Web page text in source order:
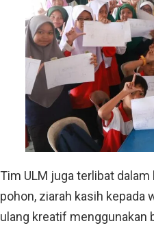
Tim ULM juga terlibat
pohon, ziarah kasih kepada
ulang kreatif menggunakan